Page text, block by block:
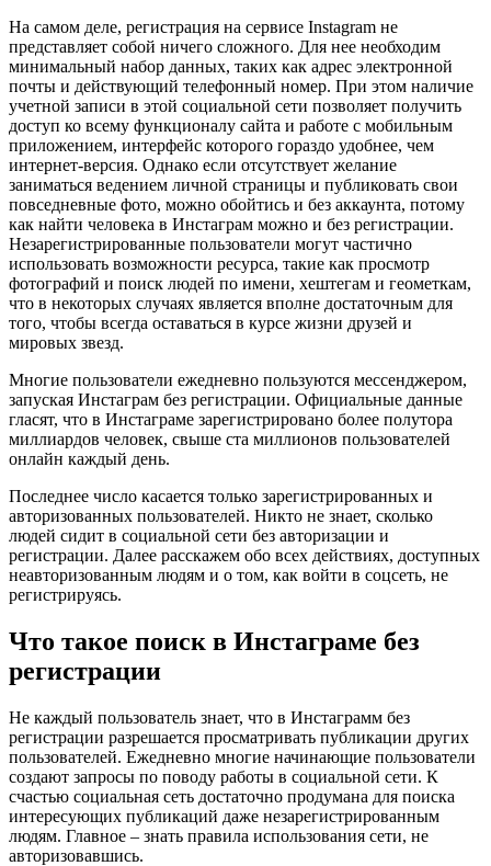
На самом деле, регистрация на сервисе Instagram не
представляет собой ничего сложного. Для нее необходим
минимальный набор данных, таких как адрес электронной
почты и действующий телефонный номер. При этом наличие
учетной записи в этой социальной сети позволяет получить
доступ ко всему функционалу сайта и работе с мобильным
приложением, интерфейс которого гораздо удобнее, чем
интернет-версия. Однако если отсутствует желание
заниматься ведением личной страницы и публиковать свои
повседневные фото, можно обойтись и без аккаунта, потому
как найти человека в Инстаграм можно и без регистрации.
Незарегистрированные пользователи могут частично
использовать возможности ресурса, такие как просмотр
фотографий и поиск людей по имени, хештегам и геометкам,
что в некоторых случаях является вполне достаточным для
того, чтобы всегда оставаться в курсе жизни друзей и
мировых звезд.
Многие пользователи ежедневно пользуются мессенджером,
запуская Инстаграм без регистрации. Официальные данные
гласят, что в Инстаграме зарегистрировано более полутора
миллиардов человек, свыше ста миллионов пользователей
онлайн каждый день.
Последнее число касается только зарегистрированных и
авторизованных пользователей. Никто не знает, сколько
людей сидит в социальной сети без авторизации и
регистрации. Далее расскажем обо всех действиях, доступных
неавторизованным людям и о том, как войти в соцсеть, не
регистрируясь.
Что такое поиск в Инстаграме без
регистрации
Не каждый пользователь знает, что в Инстаграмм без
регистрации разрешается просматривать публикации других
пользователей. Ежедневно многие начинающие пользователи
создают запросы по поводу работы в социальной сети. К
счастью социальная сеть достаточно продумана для поиска
интересующих публикаций даже незарегистрированным
людям. Главное – знать правила использования сети, не
авторизовавшись.